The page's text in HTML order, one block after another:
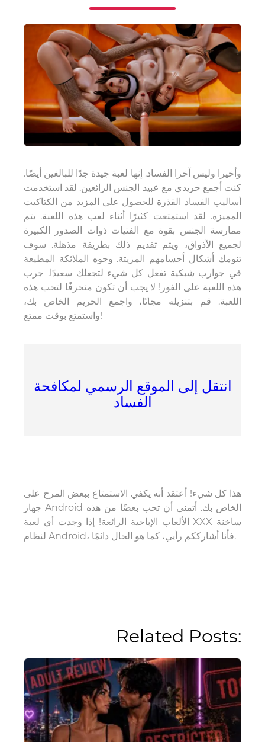
وأخيرا وليس آخرا الفساد. إنها لعبة جيدة جدًا للبالغين أيضًا.
كنت أجمع حريدي مع عبيد الجنس الرائعين. لقد استخدمت
أساليب الفساد القذرة للحصول على المزيد من الكتاكيت
المميزة. لقد استمتعت كثيرًا أثناء لعب هذه اللعبة. يتم
ممارسة الجنس بقوة مع الفتيات ذوات الصدور الكبيرة
لجميع الأذواق، ويتم تقديم ذلك بطريقة مذهلة. سوف
تنومك أشكال أجسامهم المزيتة. وجوه الملائكة المطيعة
في جوارب شبكية تفعل كل شيء لتجعلك سعيدًا. جرب
هذه اللعبة على الفور! لا يجب أن تكون منحرفًا لتحب هذه
اللعبة. قم بتنزيله مجانًا، واجمع الحريم الخاص بك،
واستمتع بوقت ممتع!
انتقل إلى الموقع الرسمي لمكافحة
الفساد
هذا كل شيء! أعتقد أنه يكفي الاستمتاع ببعض المرح على
جهاز Android الخاص بك. أتمنى أن تحب بعضًا من هذه
الألعاب الإباحية الرائعة! إذا وجدت أي لعبة XXX ساخنة
لنظام Android، فأنا أشارككم رأيي، كما هو الحال دائمًا.
Related Posts: